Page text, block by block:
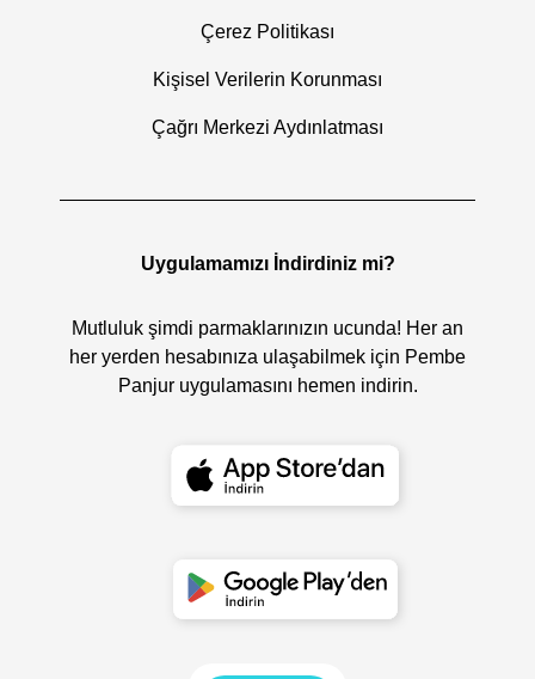
Çerez Politikası
Kişisel Verilerin Korunması
Çağrı Merkezi Aydınlatması
Uygulamamızı İndirdiniz mi?
Mutluluk şimdi parmaklarınızın ucunda! Her an
her yerden hesabınıza ulaşabilmek için Pembe
Panjur uygulamasını hemen indirin.